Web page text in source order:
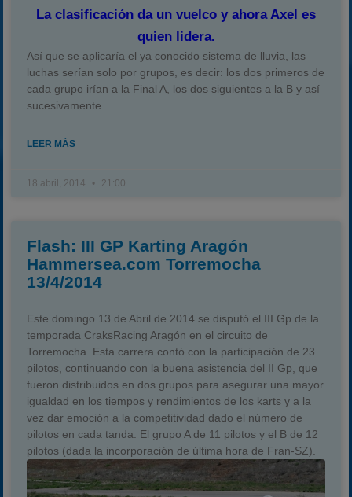
La clasificación da un vuelco y ahora Axel es
quien lidera.
Así que se aplicaría el ya conocido sistema de lluvia, las
luchas serían solo por grupos, es decir: los dos primeros de
cada grupo irían a la Final A, los dos siguientes a la B y así
sucesivamente.
LEER MÁS
18 abril, 2014 21:00
Flash: III GP Karting Aragón
Hammersea.com Torremocha
13/4/2014
Este domingo 13 de Abril de 2014 se disputó el III Gp de la
temporada CraksRacing Aragón en el circuito de
Torremocha. Esta carrera contó con la participación de 23
pilotos, continuando con la buena asistencia del II Gp, que
fueron distribuidos en dos grupos para asegurar una mayor
igualdad en los tiempos y rendimientos de los karts y a la
vez dar emoción a la competitividad dado el número de
pilotos en cada tanda: El grupo A de 11 pilotos y el B de 12
pilotos (dada la incorporación de última hora de Fran-SZ).